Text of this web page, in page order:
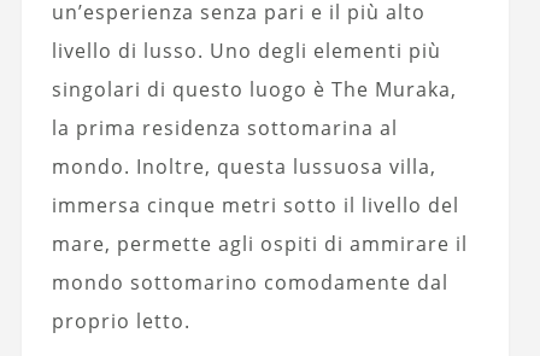
un’esperienza senza pari e il più alto
livello di lusso. Uno degli elementi più
singolari di questo luogo è The Muraka,
la prima residenza sottomarina al
mondo. Inoltre, questa lussuosa villa,
immersa cinque metri sotto il livello del
mare, permette agli ospiti di ammirare il
mondo sottomarino comodamente dal
proprio letto.